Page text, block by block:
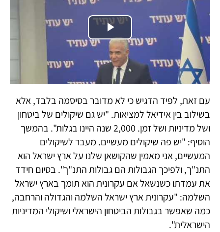
Play
Video
עם זאת, לפיד הדגיש כי לא מדובר בסיסמה בלבד, אלא
בשילוב בין אידיאל למציאות. "יש גם שיקולים של ביטחון
ושל מדיניות ושל זמן. 2,000 שנה היינו בגלות". בהמשך
הוסיף: "יש פה שיקולים מעשיים. מעבר לשיקולים
המעשיים, אני מאמין שהקושאן שלנו על ארץ ישראל הוא
התנ"ך, ולפיכך הגבולות הם גבולות התנ"ך". בסיום חידד
את עמדתו כשנשאל אם עקרונית הוא תומך בארץ ישראל
השלמה: "עקרונית ארץ ישראל השלמה והגדולה והרחבה,
כמה שאפשר בגבולות הביטחון הישראלי ושיקולי המדיניות
הישראלית".